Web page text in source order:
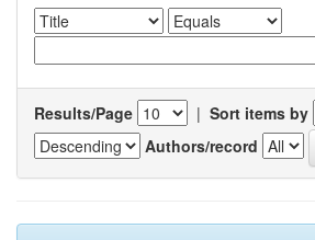
Results/Page | Sort items by
Authors/record